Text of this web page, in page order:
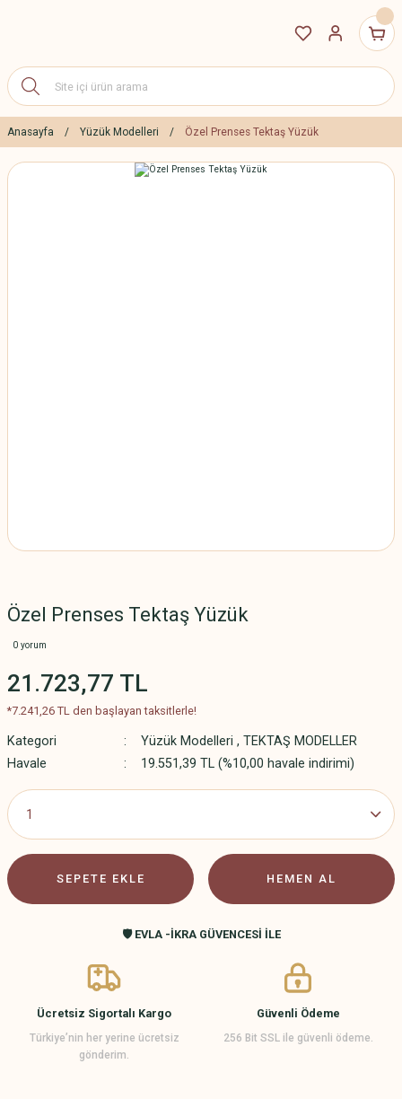
Anasayfa Yüzük Modelleri Özel Prenses Tektaş Yüzük
Özel Prenses Tektaş Yüzük
0 yorum
21.723,77 TL
*7.241,26 TL den başlayan taksitlerle!
Kategori Yüzük Modelleri , TEKTAŞ MODELLER
Havale
19.551,39 TL (%10,00 havale indirimi)
SEPETE EKLE HEMEN AL
🛡️ EVLA -İKRA GÜVENCESİ İLE
Ücretsiz Sigortalı Kargo
Türkiye’nin her yerine ücretsiz
gönderim.
Güvenli Ödeme
256 Bit SSL ile güvenli ödeme.